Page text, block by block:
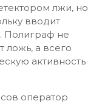
лжи, но
вводит
Полиграф не
ложь, а всего
активность
оператор